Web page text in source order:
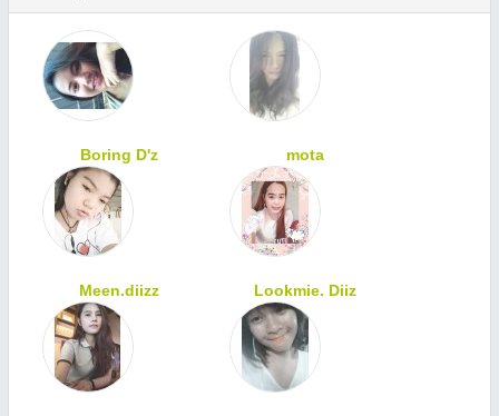
Boring D'z mota
Meen.diizz Lookmie. Diiz